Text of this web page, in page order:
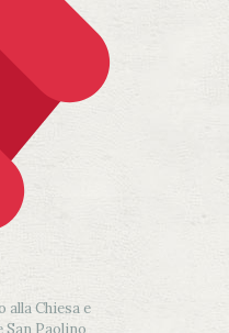
alla Chiesa e